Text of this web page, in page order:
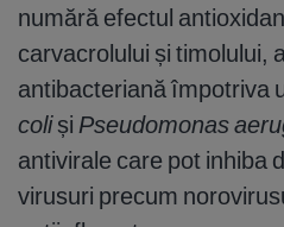
numără efectul
carvacrolului și timolului,
antibacteriană împotriva
coliși Pseudomonas
antivirale care pot inhiba
virusuri precum